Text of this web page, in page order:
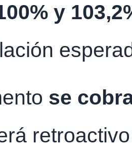
y
se